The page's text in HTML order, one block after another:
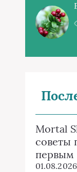
Mortal
советы
первым
01.08.2026